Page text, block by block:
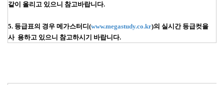
같이 올리고 있으니 참고바랍니다.
5. 등급표의 경우 메가스터디(www.megastudy.co.kr)의 실시간 등급컷을
사 용하고 있으니 참고하시기 바랍니다.